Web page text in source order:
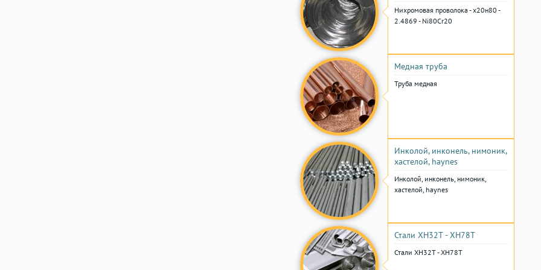
Нихромовая проволока - х20н80 -
2.4869 - Ni80Cr20
Медная труба
Труба медная
Инколой, инконель, нимоник,
хастелой, haynes
Инколой, инконель, нимоник,
хастелой, haynes
Стали ХН32Т - ХН78Т
Стали ХН32Т - ХН78Т